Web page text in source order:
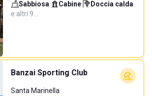
Sabbiosa· Cabine· Doccia calda·
e altri 9…
Banzai Sporting Club
Santa Marinella